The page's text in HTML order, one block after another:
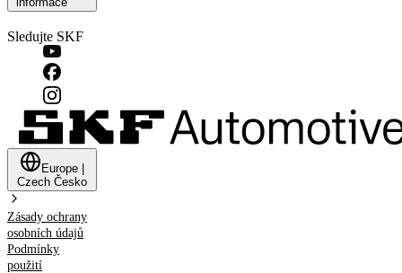
Sledujte SKF
Europe
Czech Česko
Zásady ochrany
osobních údajů
Podmínky
použití